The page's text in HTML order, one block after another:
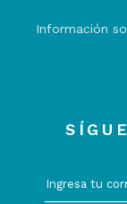
Información